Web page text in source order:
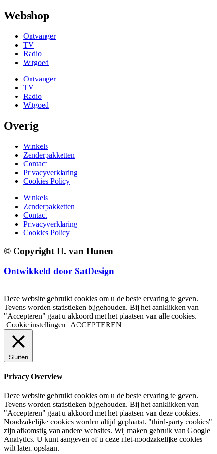
Webshop
Ontvanger
TV
Radio
Witgoed
Ontvanger
TV
Radio
Witgoed
Overig
Winkels
Zenderpakketten
Contact
Privacyverklaring
Cookies Policy
Winkels
Zenderpakketten
Contact
Privacyverklaring
Cookies Policy
© Copyright H. van Hunen
Ontwikkeld door SatDesign
Deze website gebruikt cookies om u de beste ervaring te geven.
Tevens worden statistieken bijgehouden. Bij het aanklikken van
"Accepteren" gaat u akkoord met het plaatsen van alle cookies.
Cookie instellingen
ACCEPTEREN
Sluiten
Privacy Overview
Deze website gebruikt cookies om u de beste ervaring te geven.
Tevens worden statistieken bijgehouden. Bij het aanklikken van
"Accepteren" gaat u akkoord met het plaatsen van deze cookies.
Noodzakelijke cookies worden altijd geplaatst. "third-party cookies"
zijn afkomstig van andere websites. Wij maken gebruik van Google
Analytics. U kunt aangeven of u deze niet-noodzakelijke cookies
wilt laten opslaan.